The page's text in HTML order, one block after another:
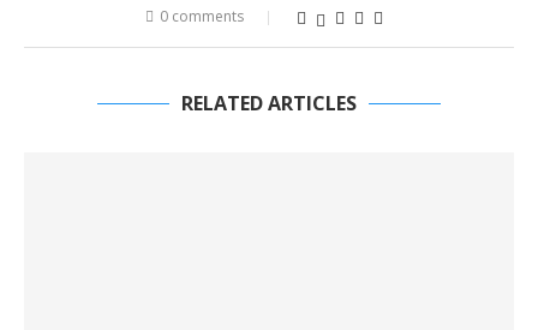
0 comments
RELATED ARTICLES